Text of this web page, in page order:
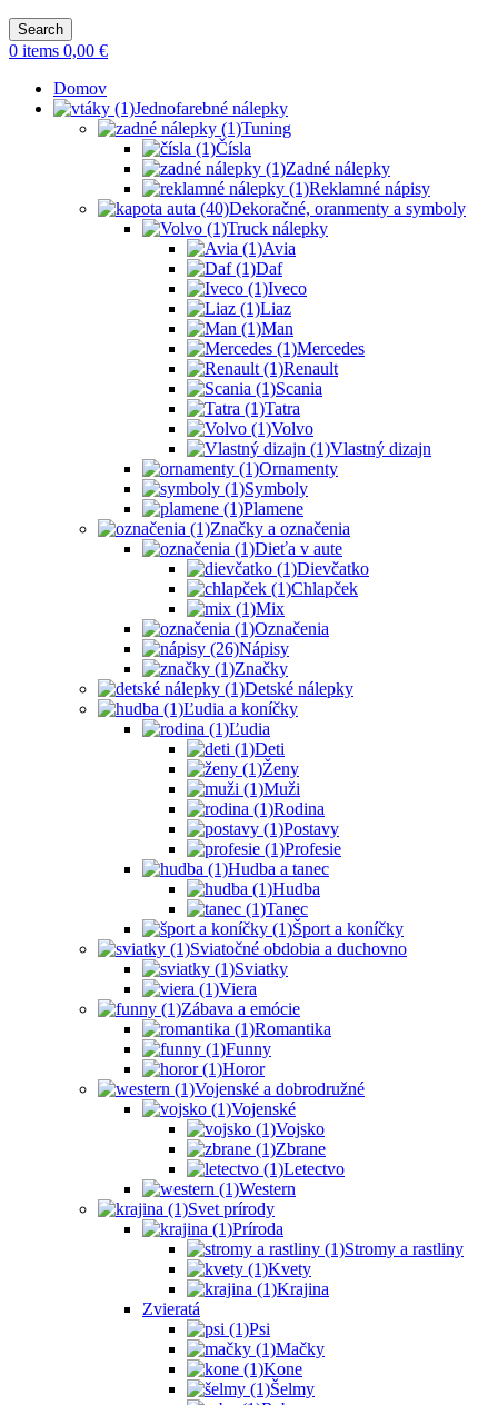
Search
0 items 0,00 €
Domov
Jednofarebné nálepky
Tuning
Čísla
Zadné nálepky
Reklamné nápisy
Dekoračné, oranmenty a symboly
Truck nálepky
Avia
Daf
Iveco
Liaz
Man
Mercedes
Renault
Scania
Tatra
Volvo
Vlastný dizajn
Ornamenty
Symboly
Plamene
Značky a označenia
Dieťa v aute
Dievčatko
Chlapček
Mix
Označenia
Nápisy
Značky
Detské nálepky
Ľudia a koníčky
Ľudia
Deti
Ženy
Muži
Rodina
Postavy
Profesie
Hudba a tanec
Hudba
Tanec
Šport a koníčky
Sviatočné obdobia a duchovno
Sviatky
Viera
Zábava a emócie
Romantika
Funny
Horor
Vojenské a dobrodružné
Vojenské
Vojsko
Zbrane
Letectvo
Western
Svet prírody
Príroda
Stromy a rastliny
Kvety
Krajina
Zvieratá
Psi
Mačky
Kone
Šelmy